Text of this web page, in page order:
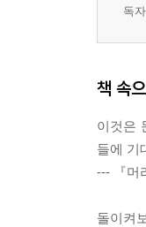
- 꿈을
13. 내
- 명예
- 68혁
- 언론
14. 역
독
책 속
이것은
들에 기
--- 『머
돌이켜